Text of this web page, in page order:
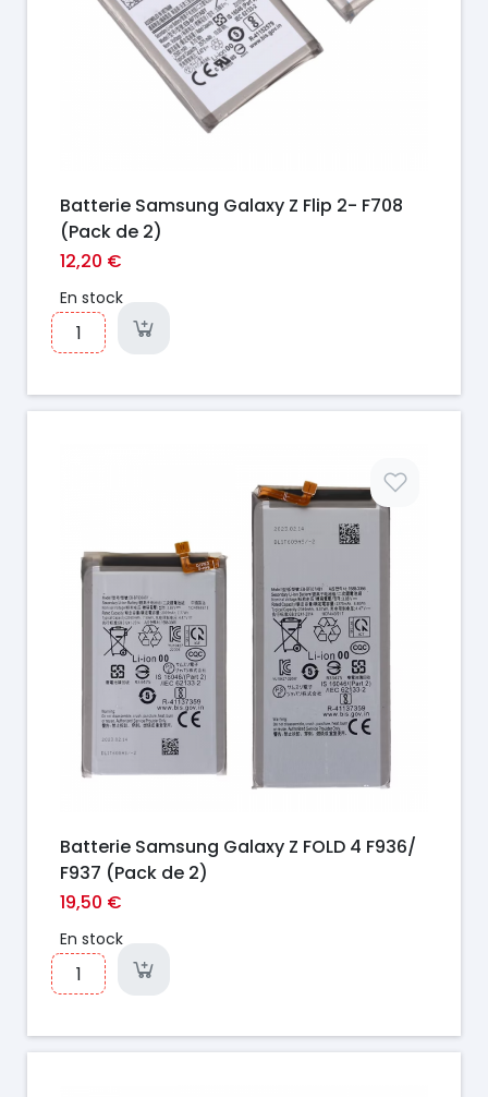
Batterie Samsung Galaxy Z Flip 2- F708
(Pack de 2)
12,20 €
En stock
Batterie Samsung Galaxy Z FOLD 4 F936/
F937 (Pack de 2)
19,50 €
En stock